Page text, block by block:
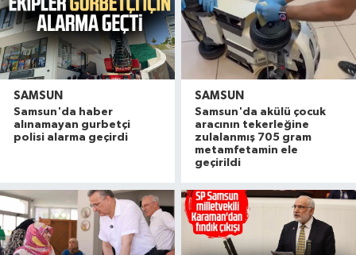
SAMSUN
Samsun'da haber
alınamayan gurbetçi
polisi alarma geçirdi
SAMSUN
Samsun'da akülü çocuk
aracının tekerleğine
zulalanmış 705 gram
metamfetamin ele
geçirildi